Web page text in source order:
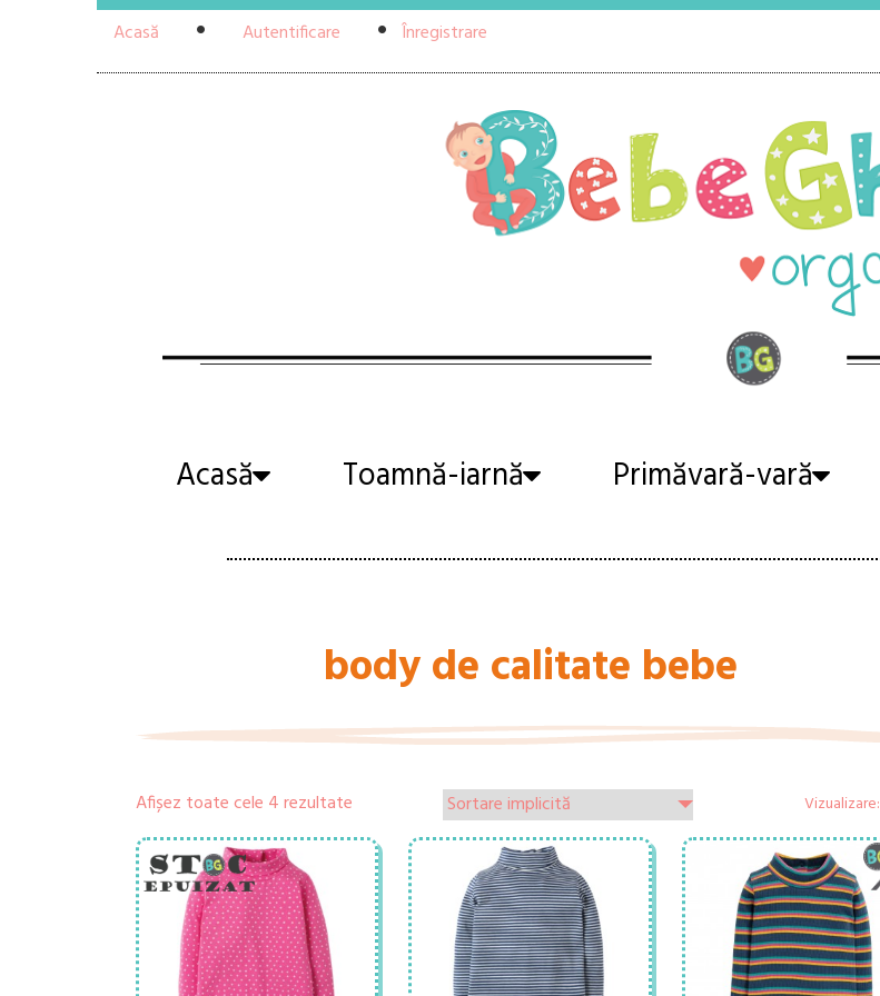
Acasă Autentificare Înregistrare
Acasă Toamnă-iarnă Primăvară-vară
body de calitate bebe
Afișez toate cele 4 rezultate Vizualizare: